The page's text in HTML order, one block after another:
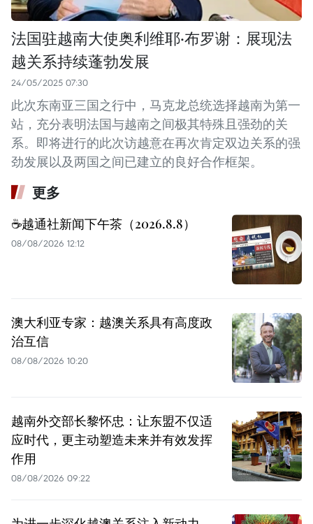
法国驻越南大使奥利维耶·布罗谢：展现法
越关系持续蓬勃发展
24/05/2025 07:30
此次东南亚三国之行中，马克龙总统选择越南为第一
站，充分表明法国与越南之间极其特殊且强劲的关
系。即将进行的此次访越意在再次肯定双边关系的强
劲发展以及两国之间已建立的良好合作框架。
更多
☕️越通社新闻下午茶（2026.8.8）
08/08/2026 12:12
澳大利亚专家：越澳关系具有高度政
治互信
08/08/2026 10:20
越南外交部长黎怀忠：让东盟不仅适
应时代，更主动塑造未来并有效发挥
作用
08/08/2026 09:22